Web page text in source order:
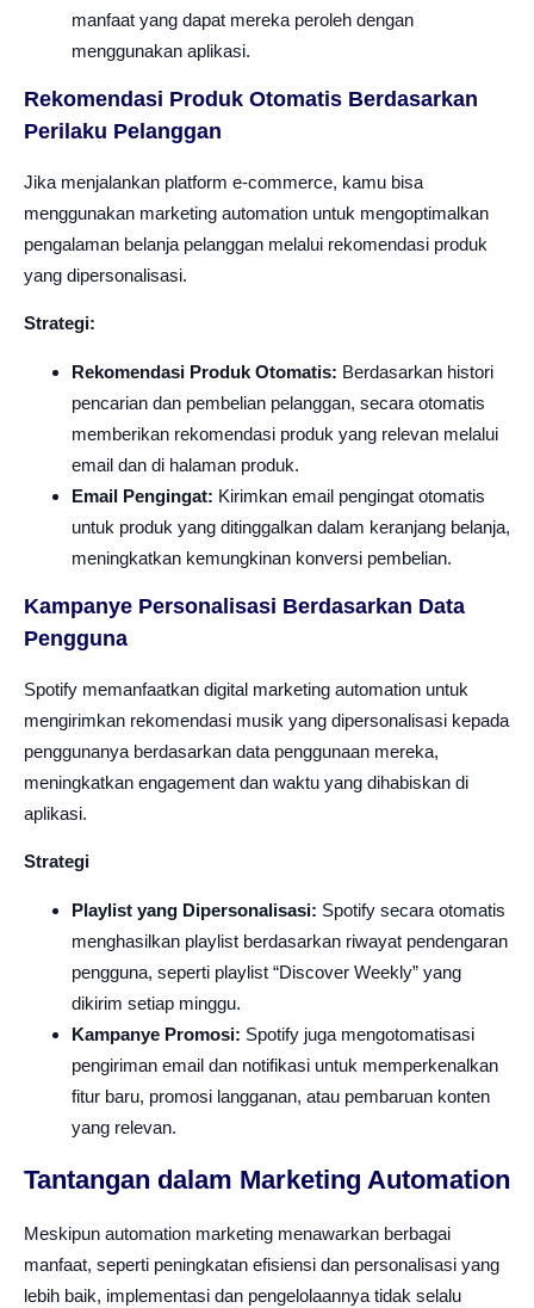
manfaat yang dapat mereka peroleh dengan
menggunakan aplikasi.
Rekomendasi Produk Otomatis Berdasarkan
Perilaku Pelanggan
Jika menjalankan platform e-commerce, kamu bisa
menggunakan marketing automation untuk mengoptimalkan
pengalaman belanja pelanggan melalui rekomendasi produk
yang dipersonalisasi.
Strategi:
Rekomendasi Produk Otomatis: Berdasarkan histori
pencarian dan pembelian pelanggan, secara otomatis
memberikan rekomendasi produk yang relevan melalui
email dan di halaman produk.
Email Pengingat: Kirimkan email pengingat otomatis
untuk produk yang ditinggalkan dalam keranjang belanja,
meningkatkan kemungkinan konversi pembelian.
Kampanye Personalisasi Berdasarkan Data
Pengguna
Spotify memanfaatkan digital marketing automation untuk
mengirimkan rekomendasi musik yang dipersonalisasi kepada
penggunanya berdasarkan data penggunaan mereka,
meningkatkan engagement dan waktu yang dihabiskan di
aplikasi.
Strategi
Playlist yang Dipersonalisasi: Spotify secara otomatis
menghasilkan playlist berdasarkan riwayat pendengaran
pengguna, seperti playlist “Discover Weekly” yang
dikirim setiap minggu.
Kampanye Promosi: Spotify juga mengotomatisasi
pengiriman email dan notifikasi untuk memperkenalkan
fitur baru, promosi langganan, atau pembaruan konten
yang relevan.
Tantangan dalam Marketing Automation
Meskipun automation marketing menawarkan berbagai
manfaat, seperti peningkatan efisiensi dan personalisasi yang
lebih baik, implementasi dan pengelolaannya tidak selalu